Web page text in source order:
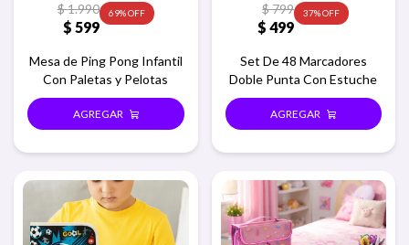
$ 599
$1.990 69
Mesa de Ping Pong Infantil
Con Paletas y Pelotas
$ 499
$799 37
Set De 48 Marcadores
Doble Punta Con Estuche